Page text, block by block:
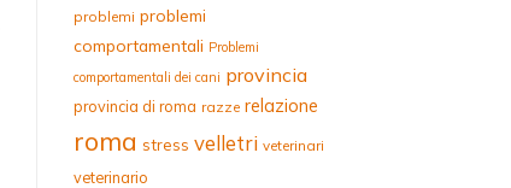
problemi problemi
comportamentali Problemi
comportamentali dei cani provincia
provincia di roma razze relazione
roma stress velletri veterinari
veterinario